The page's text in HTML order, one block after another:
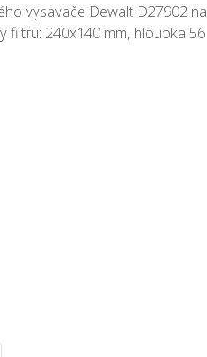
vysavače Dewalt D27902 na
filtru: 240x140 mm, hloubka 56